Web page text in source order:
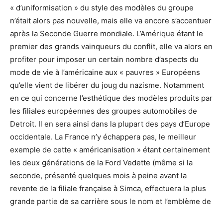
« d’uniformisation » du style des modèles du groupe
n’était alors pas nouvelle, mais elle va encore s’accentuer
après la Seconde Guerre mondiale. L’Amérique étant le
premier des grands vainqueurs du conflit, elle va alors en
profiter pour imposer un certain nombre d’aspects du
mode de vie à l’américaine aux « pauvres » Européens
qu’elle vient de libérer du joug du nazisme. Notamment
en ce qui concerne l’esthétique des modèles produits par
les filiales européennes des groupes automobiles de
Detroit. Il en sera ainsi dans la plupart des pays d’Europe
occidentale. La France n’y échappera pas, le meilleur
exemple de cette « américanisation » étant certainement
les deux générations de la Ford Vedette (même si la
seconde, présenté quelques mois à peine avant la
revente de la filiale française à Simca, effectuera la plus
grande partie de sa carrière sous le nom et l’emblème de